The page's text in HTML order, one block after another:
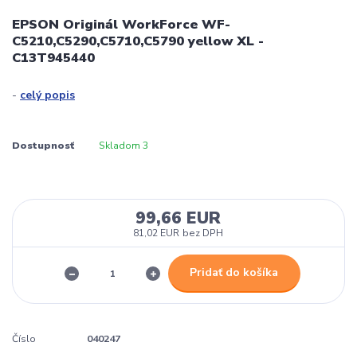
EPSON Originál WorkForce WF-
C5210,C5290,C5710,C5790 yellow XL -
C13T945440
- celý popis
Dostupnosť Skladom 3
99,66 EUR
81,02 EUR bez DPH
Pridať do košíka
Číslo
040247